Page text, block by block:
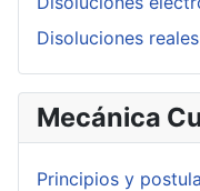
Disoluciones reales
Mecánica
Principios y